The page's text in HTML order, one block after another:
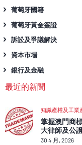
葡萄牙國籍
葡萄牙黃金簽證
訴訟及爭議解決
資本市場
銀行及金融
最近的新聞
知識產權及工業
掌握澳門商
大律師及公
30 4 月, 2026